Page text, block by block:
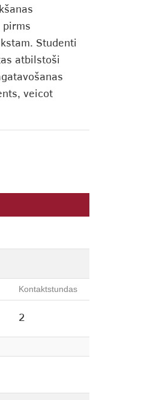
pirms
Studenti
atbilstoši
veicot
Kontaktstundas
2